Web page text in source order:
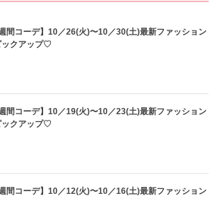
週間コーデ】10／26(火)〜10／30(土)最新ファッション
ックアップ♡
週間コーデ】10／19(火)〜10／23(土)最新ファッション
ックアップ♡
週間コーデ】10／12(火)〜10／16(土)最新ファッション